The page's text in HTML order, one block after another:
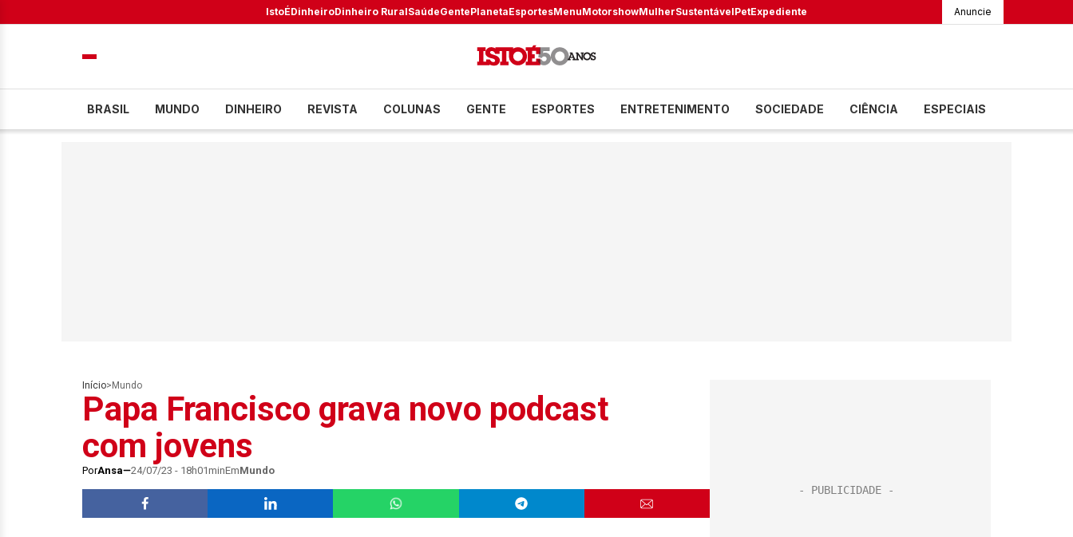
IstoÉDinheiroDinheiro RuralSaúdeGentePlanetaEsportesMenuMotorshowMulherSustentávelPetExpediente Anuncie
BRASIL MUNDO DINHEIRO REVISTA COLUNAS GENTE ESPORTES ENTRETENIMENTO SOCIEDADE CIÊNCIA ESPECIAIS
Início> Mundo
Papa Francisco grava novo podcast
com jovens
PorAnsa 24/07/23 - 18h01minEmMundo